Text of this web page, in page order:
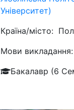
Університет)
Країна/місто:
Мови викладання:
Бакалавр (6